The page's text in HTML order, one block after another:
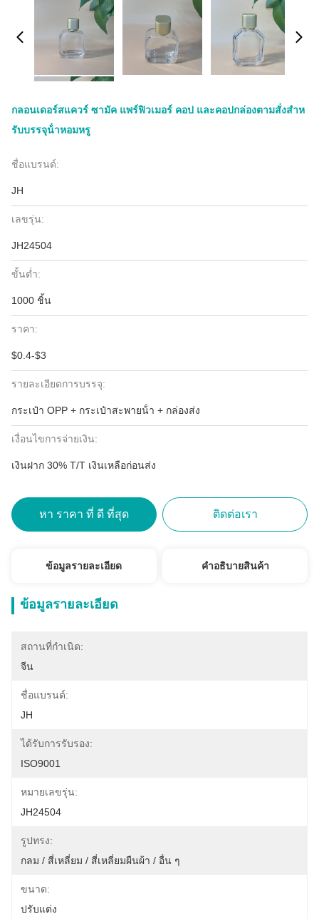
กลอนเดอร์สแควร์ ซามัค แพร์ฟิวเมอร์ คอป และคอปกล่องตามสั่งสําห
รับบรรจุน้ําหอมหรู
ชื่อแบรนด์:
JH
เลขรุ่น:
JH24504
ขั้นต่ำ:
1000 ชิ้น
ราคา:
$0.4-$3
รายละเอียดการบรรจุ:
กระเป๋า OPP + กระเป๋าสะพายน้ํา + กล่องส่ง
เงื่อนไขการจ่ายเงิน:
เงินฝาก 30% T/T เงินเหลือก่อนส่ง
หา ราคา ที่ ดี ที่สุด ติดต่อเรา
ข้อมูลรายละเอียด คําอธิบายสินค้า
ข้อมูลรายละเอียด
สถานที่กำเนิด:
จีน
ชื่อแบรนด์:
JH
ได้รับการรับรอง:
ISO9001
หมายเลขรุ่น:
JH24504
รูปทรง:
กลม / สี่เหลี่ยม / สี่เหลี่ยมผืนผ้า / อื่น ๆ
ขนาด:
ปรับแต่ง